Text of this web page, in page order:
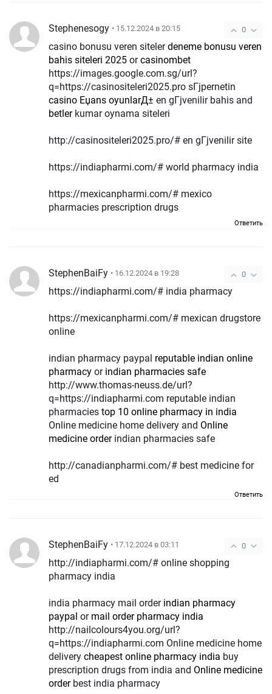
0
Stephenesogy • 15.12.2024 в 20:15
casino bonusu veren sitelerdeneme bonusu veren
bahis siteleri 2025 orcasinombet
https://images.google.com.sg/url?
q=https://casinositeleri2025.pro sГјpernetin
casino Еџans oyunlarД± en gГјvenilir bahis and
betlerkumar oynama siteleri
http://casinositeleri2025.pro/# en gГјvenilir site
https://indiapharmi.com/# world pharmacy india
https://mexicanpharmi.com/# mexico
pharmacies prescription drugs
Ответить
0
StephenBaiFy • 16.12.2024 в 19:28
https://indiapharmi.com/# india pharmacy
https://mexicanpharmi.com/# mexican drugstore
online
indian pharmacy paypal reputable indian online
pharmacy or indian pharmacies safe
http://www.thomas-neuss.de/url?
q=https://indiapharmi.com reputable indian
pharmacies top 10 online pharmacy in india
Online medicine home delivery and Online
medicine orderindian pharmacies safe
http://canadianpharmi.com/# best medicine for
ed
Ответить
0
StephenBaiFy • 17.12.2024 в 03:11
http://indiapharmi.com/# online shopping
pharmacy india
india pharmacy mail order indian pharmacy
paypal or mail order pharmacy india
http://nailcolours4you.org/url?
q=https://indiapharmi.com Online medicine home
delivery cheapest online pharmacy india buy
prescription drugs from india and Online medicine
orderbest india pharmacy